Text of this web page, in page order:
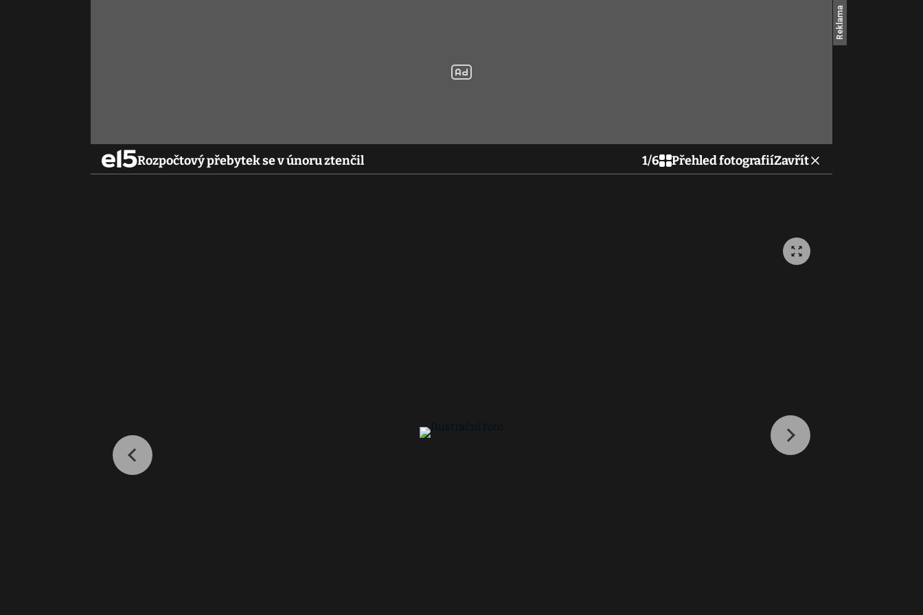
Rozpočtový přebytek se v únoru ztenčil 1/6 Přehled fotografiíZavřít